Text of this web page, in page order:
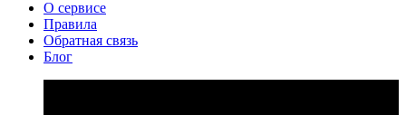
О сервисе
Правила
Обратная связь
Блог